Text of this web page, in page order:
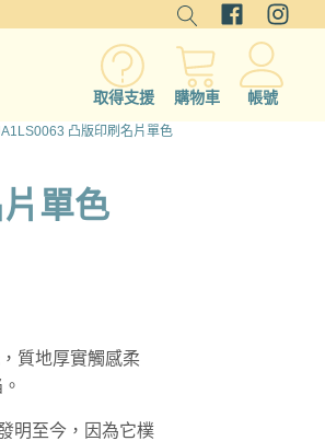
取得支援 購物車 帳號
凸版印刷名片單色
單色
質地厚實觸感柔
明至今，因為它樸